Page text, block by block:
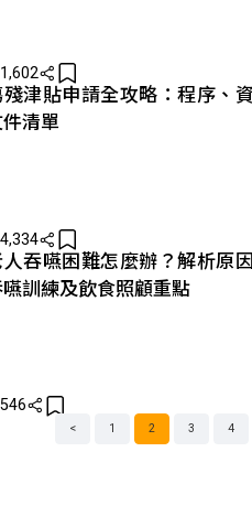
1,602
殘津貼申請全攻略：程序、
清單
4,334
人吞嚥困難怎麼辦？解析原
訓練及飲食照顧重點
546
< 1 2 3 4